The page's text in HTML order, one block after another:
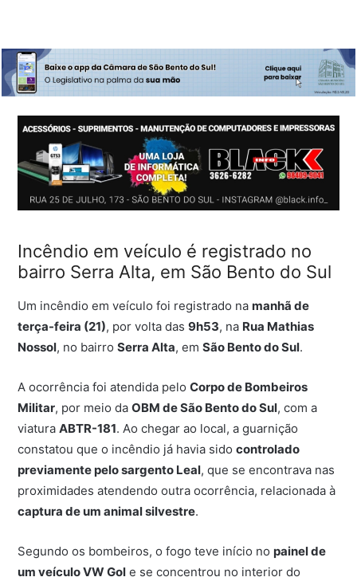
Incêndio em veículo é registrado no
bairro Serra Alta, em São Bento do Sul
Um incêndio em veículo foi registrado na manhã de
terça-feira (21), por volta das9h53, na Rua Mathias
Nossol, no bairroSerra Alta, emSão Bento do Sul.
A ocorrência foi atendida peloCorpo de Bombeiros
Militar, por meio daOBM de São Bento do Sul, com a
viaturaABTR-181. Ao chegar ao local, a guarnição
constatou que o incêndio já havia sidocontrolado
previamente pelo sargento Leal, que se encontrava nas
proximidades atendendo outra ocorrência, relacionada à
captura de um animal silvestre.
Segundo os bombeiros, o fogo teve início no painel de
um veículo VW Gol e se concentrou no interior do